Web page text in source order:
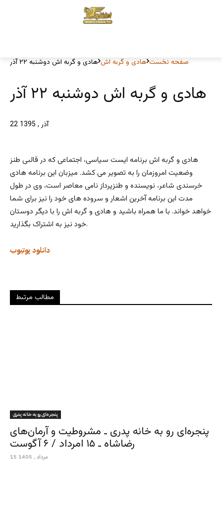
صفحه نخست هادی و گربه اش هادی و گربه اش دوشنبه ۲۲ آذر
هادی و گربه اش دوشنبه ۲۲ آذر
22 آذر , 1395
هادی و گربه اش برنامه ایست سیاسی، اجتماعی که در قالبی طنز
وضعیت امروزمان را به تصویر می کشد. میزبان این برنامه هادی
خرسندی شاعر، نویسنده و طنزپرداز نامی معاصر است، وی در طول
مدت این برنامه آخرین اشعار و سروده های خود را نیز برای شما
خواهد خواند. با ما همراه باشید و هادی و گربه اش را با دیگر دوستان
خود نیز به اشتراک بگذارید.
یوتیوب دانلود
مطالب مرتبط
پنجره‌ای رو به خانه پدری
پنجره‌ای رو به خانه پدری ـ مشروطیت و آرمان‌های
رضاشاه ـ ۱۵ امرداد / ۶ آگوست
15 مرداد , 1405